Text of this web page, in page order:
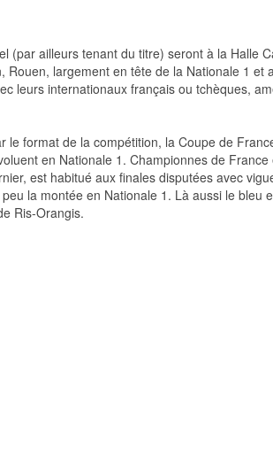
(par ailleurs tenant du titre) seront à la Halle
largement en tête de la Nationale 1 et
leurs internationaux français ou tchèques,
format de la compétition, la Coupe de
en Nationale 1. Championnes de
est habitué aux finales disputées avec
la montée en Nationale 1. Là aussi le
Ris-Orangis.